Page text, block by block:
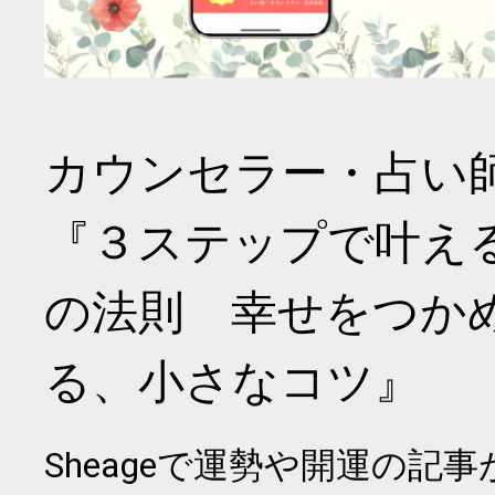
カウンセラー・占い
『３ステップで叶
の法則 幸せをつか
る、小さなコツ』
Sheageで運勢や開運の記